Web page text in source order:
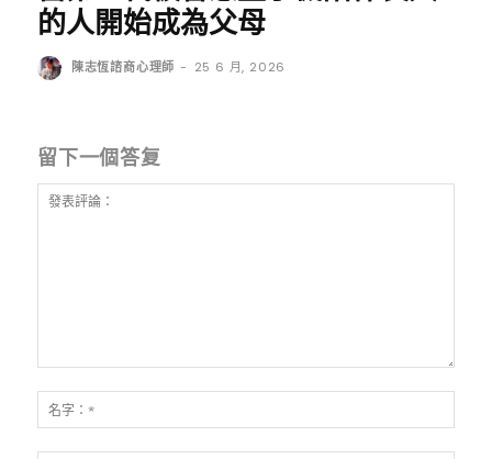
的人開始成為父母
陳志恆諮商心理師 - 25 6 月, 2026
留下一個答复
表
評
論：
字：
*